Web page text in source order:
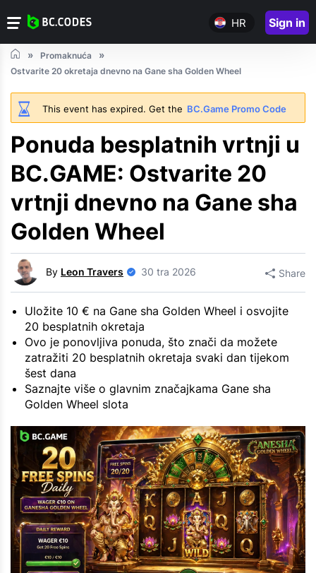
HR Sign in
Promaknuća
Ostvarite 20 okretaja dnevno na Gane sha Golden Wheel
This event has expired. Get the BC.Game Promo Code
Ponuda besplatnih vrtnji u
BC.GAME: Ostvarite 20
vrtnji dnevno na Gane sha
Golden Wheel
By Leon Travers 30 tra 2026 Share
Uložite 10 € na Gane sha Golden Wheel i osvojite
20 besplatnih okretaja
Ovo je ponovljiva ponuda, što znači da možete
zatražiti 20 besplatnih okretaja svaki dan tijekom
šest dana
Saznajte više o glavnim značajkama Gane sha
Golden Wheel slota